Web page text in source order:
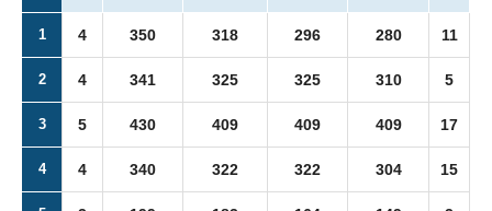
1 4 350 318 296 280 11
2 4 341 325 325 310 5
3 5 430 409 409 409 17
4 4 340 322 322 304 15